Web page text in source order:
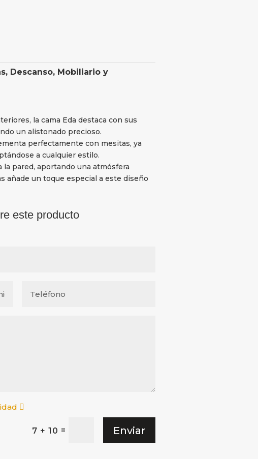
, Descanso, Mobiliario y
la cama Eda destaca con sus
un alistonado precioso.
perfectamente con mesitas, ya
a cualquier estilo.
pared, aportando una atmósfera
añade un toque especial a este diseño
este producto
7 + 10 = Enviar